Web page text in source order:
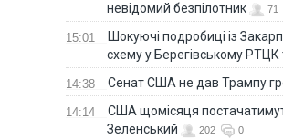
невідомий безпілотник
71
15:01
Шокуючі подробиці із
схему у Берегівському РТЦК
14:38 Сенат США не дав Трампу
14:14
США щомісяця
Зеленський
202 0